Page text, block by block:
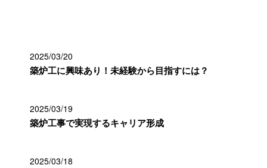
2025/03/20
築炉工に興味あり！未経験から目指すには？
2025/03/19
築炉工事で実現するキャリア形成
2025/03/18